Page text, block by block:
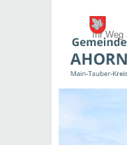
Ihr Weg